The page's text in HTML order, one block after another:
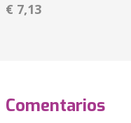
€ 7,13
Comentarios